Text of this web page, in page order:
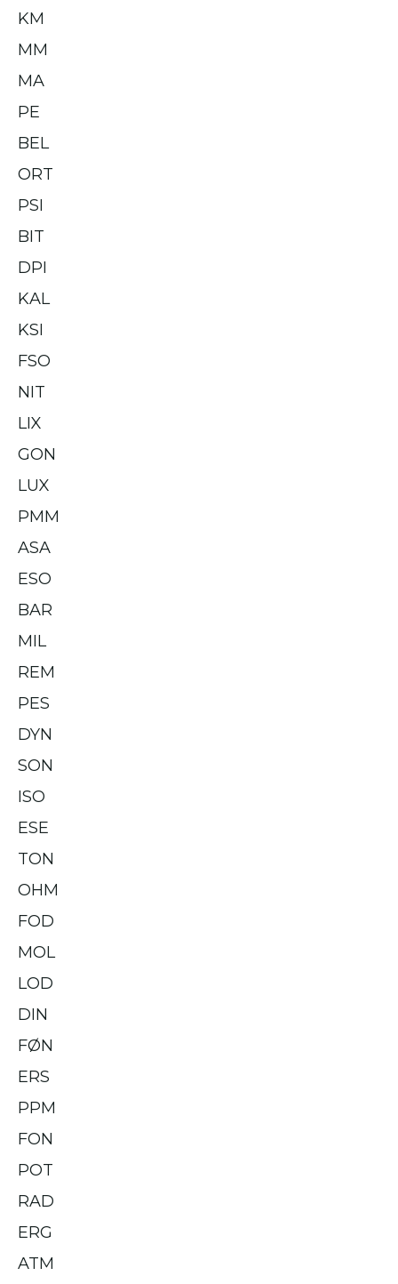
KM
MM
MA
PE
BEL
ORT
PSI
BIT
DPI
KAL
KSI
FSO
NIT
LIX
GON
LUX
PMM
ASA
ESO
BAR
MIL
REM
PES
DYN
SON
ISO
ESE
TON
OHM
FOD
MOL
LOD
DIN
FØN
ERS
PPM
FON
POT
RAD
ERG
ATM